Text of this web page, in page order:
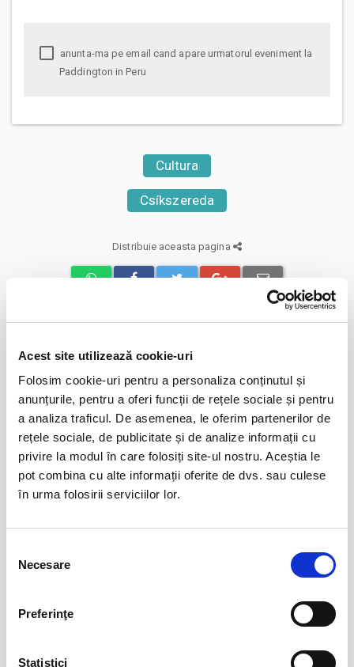
Acest site utilizează cookie-uri
Folosim cookie-uri pentru a personaliza conținutul și
anunțurile, pentru a oferi funcții de rețele sociale și pentru
a analiza traficul. De asemenea, le oferim partenerilor de
rețele sociale, de publicitate și de analize informații cu
privire la modul în care folosiți site-ul nostru. Aceștia le
pot combina cu alte informații oferite de dvs. sau culese
în urma folosirii serviciilor lor.
consimțământului
Necesare
Preferinţe
Statistici
Paddington in Peru
Cultura
Csíkszereda
Distribuie aceasta pagina
Evenimente similare
Copiii au idei trăsnite
BILETE
08
aug
VIYAF VIRTUOSI - MARILE CONCERTE
14
aug